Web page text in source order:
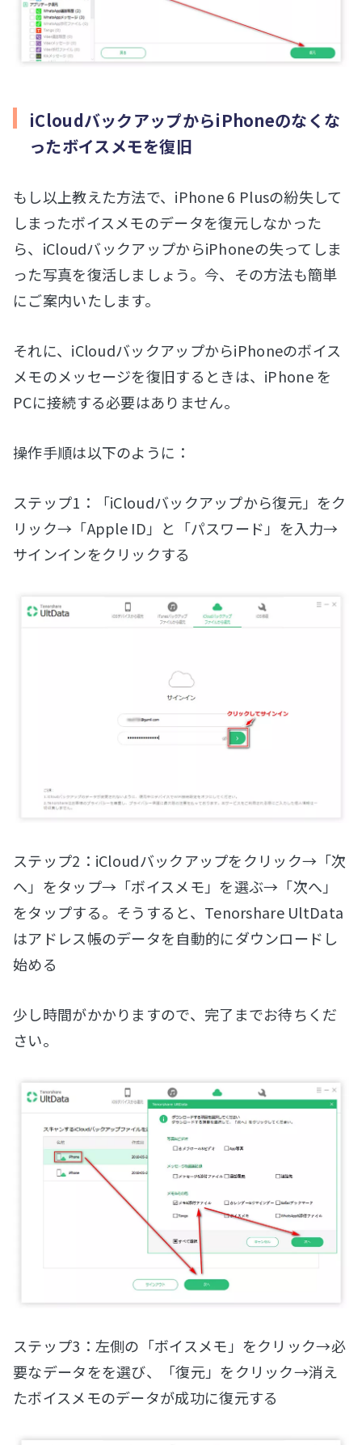
iCloudバックアップからiPhoneのなくな
ったボイスメモを復旧
もし以上教えた方法で、iPhone 6 Plusの紛失して
しまったボイスメモのデータを復元しなかった
ら、iCloudバックアップからiPhoneの失ってしま
った写真を復活しましょう。今、その方法も簡単
にご案内いたします。
それに、iCloudバックアップからiPhoneのボイス
メモのメッセージを復旧するときは、iPhone を
PCに接続する必要はありません。
操作手順は以下のように：
ステップ1：「iCloudバックアップから復元」をク
リック→「Apple ID」と「パスワード」を入力→
サインインをクリックする
ステップ2：iCloudバックアップをクリック→「次
へ」をタップ→「ボイスメモ」を選ぶ→「次へ」
をタップする。そうすると、Tenorshare UltData
はアドレス帳のデータを自動的にダウンロードし
始める
少し時間がかかりますので、完了までお待ちくだ
さい。
ステップ3：左側の「ボイスメモ」をクリック→必
要なデータをを選び、「復元」をクリック→消え
たボイスメモのデータが成功に復元する